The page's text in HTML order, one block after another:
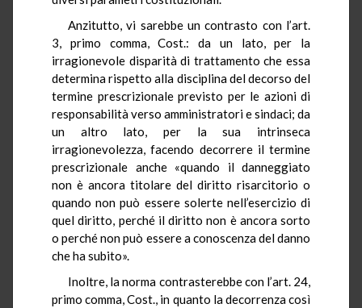
Anzitutto, vi sarebbe un contrasto con l’art.
3, primo comma, Cost.: da un lato, per la
irragionevole disparità di trattamento che essa
determina rispetto alla disciplina del decorso del
termine prescrizionale previsto per le azioni di
responsabilità verso amministratori e sindaci; da
un altro lato, per la sua intrinseca
irragionevolezza, facendo decorrere il termine
prescrizionale anche «quando il danneggiato
non è ancora titolare del diritto risarcitorio o
quando non può essere solerte nell’esercizio di
quel diritto, perché il diritto non è ancora sorto
o perché non può essere a conoscenza del danno
che ha subito».
Inoltre, la norma contrasterebbe con l’art. 24,
primo comma, Cost., in quanto la decorrenza così